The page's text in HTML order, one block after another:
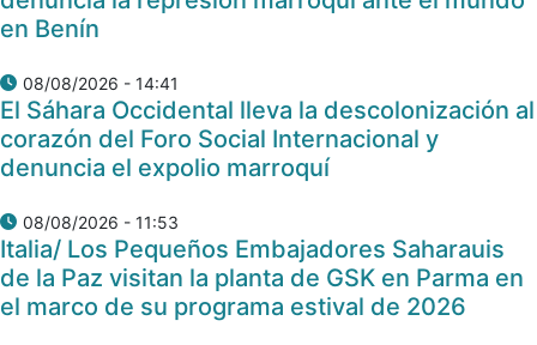
en Benín
08/08/2026 - 14:41
El Sáhara Occidental lleva la descolonización al
corazón del Foro Social Internacional y
denuncia el expolio marroquí
08/08/2026 - 11:53
Italia/ Los Pequeños Embajadores Saharauis
de la Paz visitan la planta de GSK en Parma en
el marco de su programa estival de 2026